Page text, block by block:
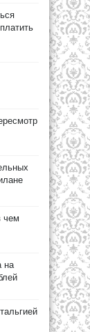
чем
на